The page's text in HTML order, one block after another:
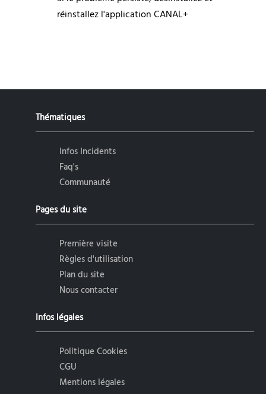
réinstallez l'application CANAL+
Thématiques
Infos Incidents
Faq's
Communauté
Pages du site
Première visite
Règles d'utilisation
Plan du site
Nous contacter
Infos légales
Politique Cookies
CGU
Mentions légales